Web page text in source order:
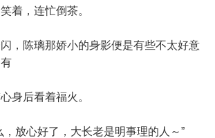
，连忙倒茶。
陈璃那娇小的身影便是有些不太好意
身后看着福火。
放心好了，大长老是明事理的人～”